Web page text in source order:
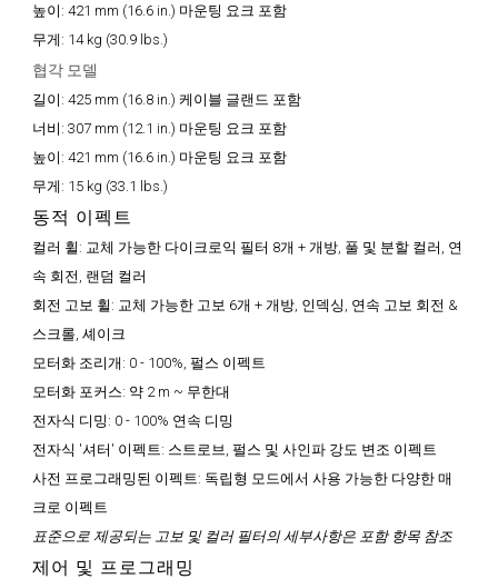
높이: 421 mm (16.6 in.) 마운팅 요크 포함
무게: 14 kg (30.9 lbs.)
협각 모델
길이: 425 mm (16.8 in.) 케이블 글랜드 포함
너비: 307 mm (12.1 in.) 마운팅 요크 포함
높이: 421 mm (16.6 in.) 마운팅 요크 포함
무게: 15 kg (33.1 lbs.)
동적 이펙트
컬러 휠: 교체 가능한 다이크로익 필터 8개 + 개방, 풀 및 분할 컬러, 연
속 회전, 랜덤 컬러
회전 고보 휠: 교체 가능한 고보 6개 + 개방, 인덱싱, 연속 고보 회전 &
스크롤, 셰이크
모터화 조리개: 0 - 100%, 펄스 이펙트
모터화 포커스: 약 2 m ~ 무한대
전자식 디밍: 0 - 100% 연속 디밍
전자식 '셔터' 이펙트: 스트로브, 펄스 및 사인파 강도 변조 이펙트
사전 프로그래밍된 이펙트: 독립형 모드에서 사용 가능한 다양한 매
크로 이펙트
표준으로 제공되는 고보 및 컬러 필터의 세부사항은 포함 항목 참조
제어 및 프로그래밍